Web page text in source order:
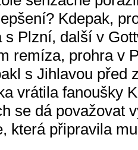
Kdepak,
Plzní, další v
remíza, prohra v
s Jihlavou před
vrátila fanoušky
se dá považovat
která připravila